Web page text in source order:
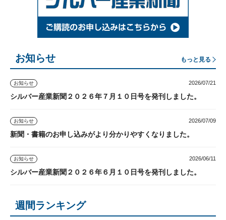
お知らせ もっと見る
お知らせ 2026/07/21
シルバー産業新聞２０２６年７月１０日号を発刊しました。
お知らせ 2026/07/09
新聞・書籍のお申し込みがより分かりやすくなりました。
お知らせ 2026/06/11
シルバー産業新聞２０２６年６月１０日号を発刊しました。
週間ランキング